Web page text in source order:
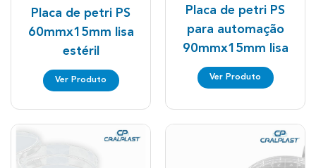
Placa de petri PS
60mmx15mm lisa
estéril
Ver Produto
Placa de petri PS
para automação
90mmx15mm lisa
Ver Produto